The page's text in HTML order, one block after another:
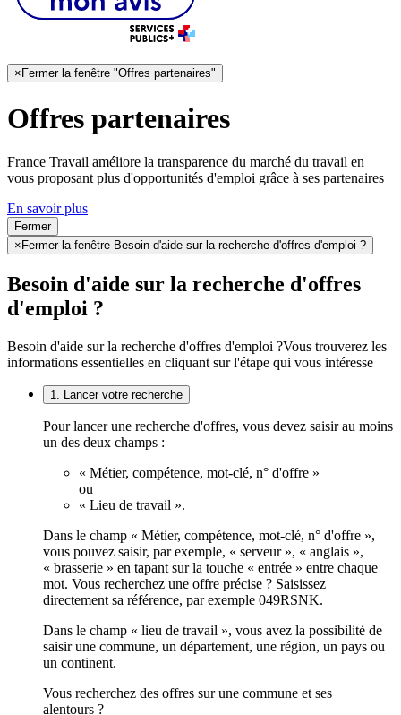
× Fermer la fenêtre "Offres partenaires"
Offres partenaires
France Travail améliore la transparence du marché du travail en
vous proposant plus d'opportunités d'emploi grâce à ses partenaires
En savoir plus
Fermer
× Fermer la fenêtre Besoin d'aide sur la recherche d'offres d'emploi ?
Besoin d'aide sur la recherche d'offres
d'emploi ?
Besoin d'aide sur la recherche d'offres d'emploi ?Vous trouverez les
informations essentielles en cliquant sur l'étape qui vous intéresse
1. Lancer votre recherche
Pour lancer une recherche d'offres, vous devez saisir au moins
un des deux champs :
« Métier, compétence, mot-clé, n° d'offre »
ou
« Lieu de travail ».
Dans le champ « Métier, compétence, mot-clé, n° d'offre »,
vous pouvez saisir, par exemple, « serveur », « anglais »,
« brasserie » en tapant sur la touche « entrée » entre chaque
mot. Vous recherchez une offre précise ? Saisissez
directement sa référence, par exemple 049RSNK.
Dans le champ « lieu de travail », vous avez la possibilité de
saisir une commune, un département, une région, un pays ou
un continent.
Vous recherchez des offres sur une commune et ses
alentours ?